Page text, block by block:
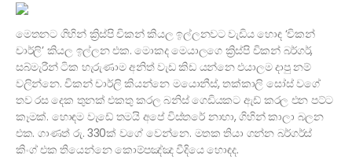
මෙතනට ගිහින් ක්‍රිස්පි චිකන් කියල ඉල්ලනවට වැඩිය හොඳ ‘චිකන්
චාර්ලි’ කියල ඉල්ලන එක. මොකද මෙයාලගෙ ක්‍රිස්පි චිකන් බර්ගර්,
සබ්මැරීන් ටික හැරුණාම අනිත් වැඩ කිඩ යන්නෙ එයාලම දාපු නම්
වලින්නෙ. චිකන් චාර්ලි කියන්නෙ මයොනීස්, තක්කාලි සෝස් වගේ
තව රස දෙක තුනක් එකතු කරල බනිස් ගෙඩියකට ඇඩ් කරල එන පට්ට
කෑමක්. හොඳම වැඩේ තමයි අපේ විස්තරේ නාහා, ගිහින් කාලා බලන
එක. ගාණත් රු. 330ක් වගේ වෙන්නෙ. මතක තියා ගන්න බර්ගර්ස්
කිංග් එක තියෙන්නෙ කොම්පඤ්ඤ වීදියෙ හොඳද.